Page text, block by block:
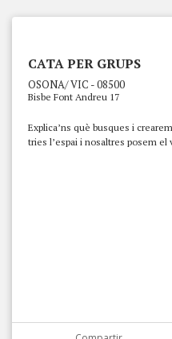
CATA PER GRUPS
OSONA/ VIC - 08500
Bisbe Font Andreu 17
Explica’ns què busques i
tries l’espai i nosaltres posem el